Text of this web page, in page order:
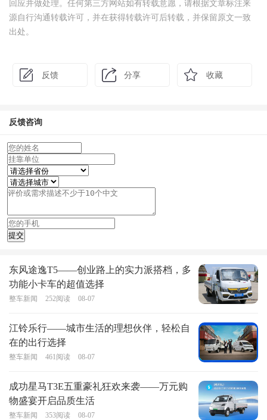
回应并做处理。任何第三方网站如有转载意愿，请根据文章标注来
源自行沟通转载许可，并在获得转载许可后转载，并保留原文一致
出处。
反馈 分享 收藏
反馈咨询
东风途逸T5——创业路上的实力派搭档，多
功能小卡车的超值选择
整车新闻 252阅读 08-07
江铃乐行——城市生活的理想伙伴，轻松自
在的出行选择
整车新闻 461阅读 08-07
成功星马T3E五重豪礼狂欢来袭——万元购
物盛宴开启品质生活
整车新闻 353阅读 08-07